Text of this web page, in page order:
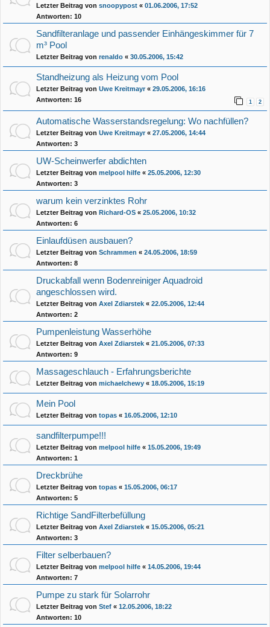
Letzter Beitrag von snoopypost « 01.06.2006, 17:52
Antworten: 10
Sandfilteranlage und passender Einhängeskimmer für 7
m³ Pool
Letzter Beitrag von renaldo « 30.05.2006, 15:42
Standheizung als Heizung vom Pool
Letzter Beitrag von Uwe Kreitmayr« 29.05.2006, 16:16
Antworten: 16 1 2
Automatische Wasserstandsregelung: Wo nachfüllen?
Letzter Beitrag von Uwe Kreitmayr« 27.05.2006, 14:44
Antworten: 3
UW-Scheinwerfer abdichten
Letzter Beitrag von melpool hilfe « 25.05.2006, 12:30
Antworten: 3
warum kein verzinktes Rohr
Letzter Beitrag von Richard-OS « 25.05.2006, 10:32
Antworten: 6
Einlaufdüsen ausbauen?
Letzter Beitrag von Schrammen « 24.05.2006, 18:59
Antworten: 8
Druckabfall wenn Bodenreiniger Aquadroid
angeschlossen wird.
Letzter Beitrag von Axel Zdiarstek « 22.05.2006, 12:44
Antworten: 2
Pumpenleistung Wasserhöhe
Letzter Beitrag von Axel Zdiarstek « 21.05.2006, 07:33
Antworten: 9
Massageschlauch - Erfahrungsberichte
Letzter Beitrag von michaelchewy « 18.05.2006, 15:19
Mein Pool
Letzter Beitrag von topas « 16.05.2006, 12:10
sandfilterpumpe!!!
Letzter Beitrag von melpool hilfe « 15.05.2006, 19:49
Antworten: 1
Dreckbrühe
Letzter Beitrag von topas « 15.05.2006, 06:17
Antworten: 5
Richtige SandFilterbefüllung
Letzter Beitrag von Axel Zdiarstek « 15.05.2006, 05:21
Antworten: 3
Filter selberbauen?
Letzter Beitrag von melpool hilfe « 14.05.2006, 19:44
Antworten: 7
Pumpe zu stark für Solarrohr
Letzter Beitrag von Stef « 12.05.2006, 18:22
Antworten: 10